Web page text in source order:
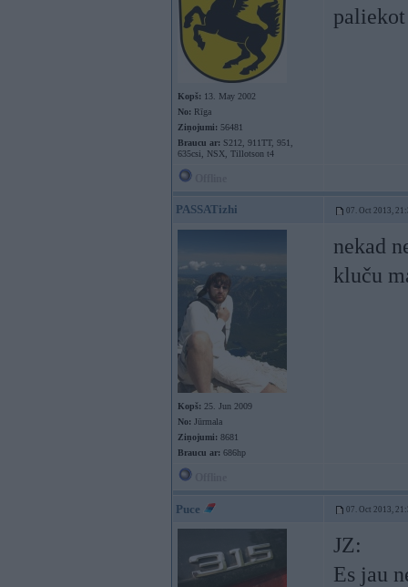
Kopš: 13. May 2002
No: Rīga
Ziņojumi: 56481
Braucu ar: S212, 911TT, 951,
635csi, NSX, Tillotson t4
PASSATizhi 07. Oct 2013,
Kopš: 25. Jun 2009
No: Jūrmala
Ziņojumi: 8681
Braucu ar: 686hp
nekad
kluču
Puce 07. Oct 2013,
JZ:
Es jau